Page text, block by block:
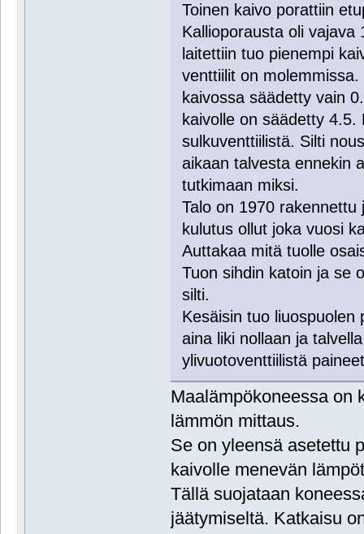
Toinen kaivo porattiin
Kallioporausta oli
laitettiin tuo pienempi
venttiilit on
kaivossa säädetty vain
kaivolle on säädetty
sulkuventtiilistä. Silti
aikaan talvesta ennekin
tutkimaan miksi.
Talo on 1970
kulutus ollut joka vuosi
Auttakaa mitä tuolle
Tuon sihdin katoin ja se
silti.
Kesäisin tuo liuospuolen
aina liki nollaan ja
ylivuotoventtiilistä
Maalämpökoneessa on
lämmön mittaus.
Se on yleensä asetettu
kaivolle menevän
Tällä suojataan
jäätymiseltä. Katkaisu